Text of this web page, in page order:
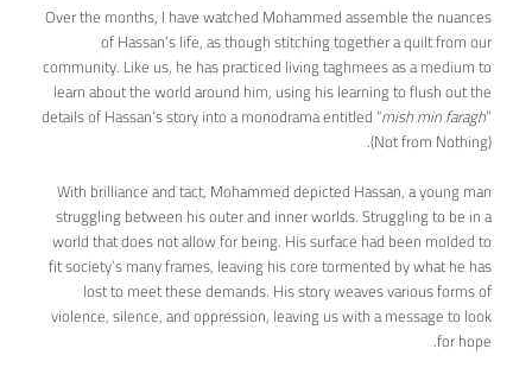
Over the months, I have watched Mohammed assemble the nuances
of Hassan’s life, as though stitching together a quilt from our
community. Like us, he has practiced living taghmees as a medium to
learn about the world around him, using his learning to flush out the
details of Hassan’s story into a monodrama entitled “mish min faragh”
(Not from Nothing).
With brilliance and tact, Mohammed depicted Hassan, a young man
struggling between his outer and inner worlds. Struggling to be in a
world that does not allow for being. His surface had been molded to
fit society’s many frames, leaving his core tormented by what he has
lost to meet these demands. His story weaves various forms of
violence, silence, and oppression, leaving us with a message to look
for hope.